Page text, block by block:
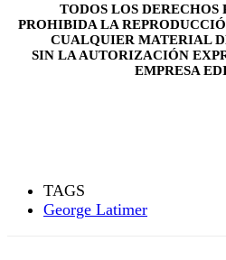
TODOS LOS DERECHOS
PROHIBIDA LA
CUALQUIER MATERIAL
SIN LA AUTORIZACIÓN
EMPRESA
TAGS
George Latimer